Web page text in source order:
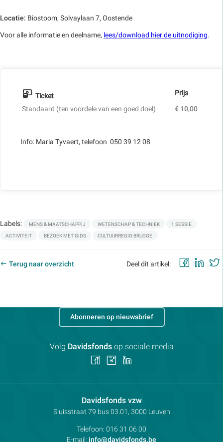
Locatie: Biostoom, Solvaylaan 7, Oostende
Voor alle informatie en deelname, lees/download hier de uitnodiging.
Ticket
Prijs
Standaard (ten voordele van een goed doel)
€ 10,00
Info: Maria Tyvaert, telefoon 050 39 12 08
Labels: MENS & MAATSCHAPPIJ WETENSCHAP & TECHNIEK 1 SESSIE
ACTIVITEIT BEZOEK MET GIDS CULTUURREGIO BRUGGE
Terug naar overzicht Deel dit artikel:
Davidsfonds vzwContactpersoon:
Adres:
Sluisstraat 79 bus 03.01, 3000 Leuven
Telefoon: 016 31 06 00
E-mail: info@davidsfonds.be
Abonneren op nieuwsbrief
Volg Davidsfondsop sociale media
Volg Volg